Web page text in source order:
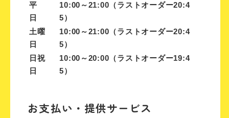
平
日
10:00～21:00（ラストオーダー20:4
5）
土曜
日
10:00～21:00（ラストオーダー20:4
5）
日祝
日
10:00～20:00（ラストオーダー19:4
5）
お支払い・提供サービス